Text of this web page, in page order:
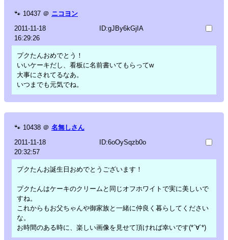
🐾 10437 ＠ ニコヨン
2011-11-18
16:29:26
ID:gJBy6kGjIA
プクたんおめでとう！
いいケーキだし、看板に名前書いてもらってw
大事にされてるなあ。
いつまでも元気でね。
🐾 10438 ＠ 名無しさん
2011-11-18
20:32:57
ID:6oOySqzb0o
プクたんお誕生日おめでとうございます！
プクたんはケーキのクリームと同じオフホワイトで実に美しいで
すね。
これからもお父ちゃんや御家族と一緒に仲良く暮らしてください
な。
お時間のある時に、楽しい画像を見せて頂ければ幸いです(*´∀`*)